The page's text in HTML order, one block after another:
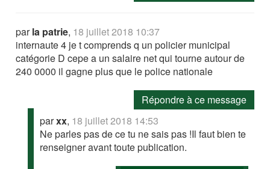
parla patrie, 18 juillet 2018 10:37
internaute 4 je t comprends q un policier municipal
catégorie D cepe a un salaire net qui tourne autour de
240 0000 il gagne plus que le police nationale
Répondre à ce message
parxx, 18 juillet 2018 14:53
Ne parles pas de ce tu ne sais pas !Il faut bien te
renseigner avant toute publication.